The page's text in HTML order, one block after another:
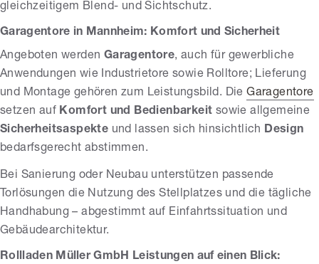
gleichzeitigem Blend- und Sichtschutz.
Garagentore in Mannheim: Komfort und Sicherheit
Angeboten werden Garagentore, auch für gewerbliche
Anwendungen wie Industrietore sowie Rolltore; Lieferung
und Montage gehören zum Leistungsbild. DieGaragentore
setzen auf Komfort und Bedienbarkeit sowie allgemeine
Sicherheitsaspekte und lassen sich hinsichtlich Design
bedarfsgerecht abstimmen.
Bei Sanierung oder Neubau unterstützen passende
Torlösungen die Nutzung des Stellplatzes und die tägliche
Handhabung – abgestimmt auf Einfahrtssituation und
Gebäudearchitektur.
Rollladen Müller GmbH Leistungen auf einen Blick: